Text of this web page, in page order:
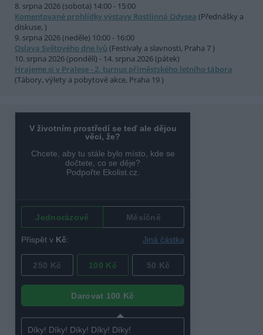
8. srpna 2026 (sobota) 14:00 - 15:00
Komentované prohlídky výstavy Rostlinná Odysea (Přednášky a
diskuse, )
9. srpna 2026 (neděle) 10:00 - 16:00
Oslava Světového dne lvů (Festivaly a slavnosti, Praha 7 )
10. srpna 2026 (pondělí) - 14. srpna 2026 (pátek)
Hrajeme si v Pralese - 2. turnus příměstského letního tábora
(Tábory, výlety a pobytové akce, Praha 19 )